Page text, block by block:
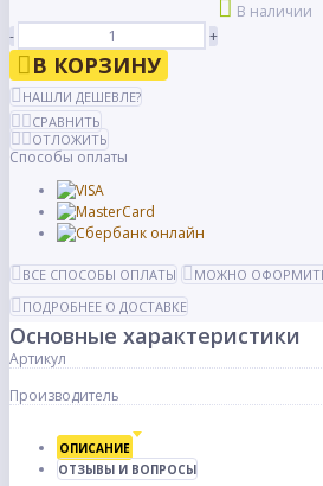
В наличии
-
+
В КОРЗИНУ
НАШЛИ ДЕШЕВЛЕ?
СРАВНИТЬ
ОТЛОЖИТЬ
Способы оплаты
ВСЕ СПОСОБЫ ОПЛАТЫ
МОЖНО
ПОДРОБНЕЕ О ДОСТАВКЕ
Основные характеристики
Артикул
Производитель
ОПИСАНИЕ
ОТЗЫВЫ И ВОПРОСЫ